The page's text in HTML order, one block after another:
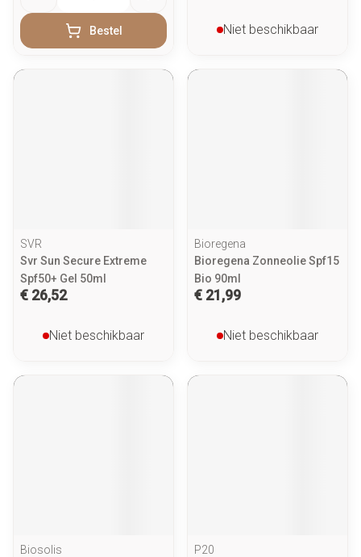
Bestel Niet beschikbaar
SVR
Svr Sun Secure Extreme
Spf50+ Gel 50ml
€ 26,52
Niet beschikbaar
Bioregena
Bioregena Zonneolie Spf15
Bio 90ml
€ 21,99
Niet beschikbaar
Biosolis
P20